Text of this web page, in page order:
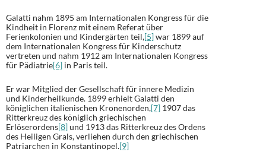
Galatti nahm 1895 am Internationalen Kongress für die
Kindheit in Florenz mit einem Referat über
Ferienkolonien und Kindergärten teil,[5]war 1899 auf
dem Internationalen Kongress für Kinderschutz
vertreten und nahm 1912 am Internationalen Kongress
für Pädiatrie[6] in Paris teil.
Er war Mitglied der Gesellschaft für innere Medizin
und Kinderheilkunde. 1899 erhielt Galatti den
königlichen italienischen Kronenorden,[7] 1907 das
Ritterkreuz des königlich griechischen
Erlöserordens[8]und 1913 das Ritterkreuz des Ordens
des Heiligen Grals, verliehen durch den griechischen
Patriarchen in Konstantinopel.[9]